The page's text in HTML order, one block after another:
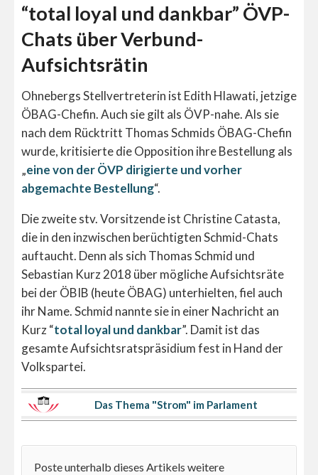
“total loyal und dankbar” ÖVP-
Chats über Verbund-
Aufsichtsrätin
Ohnebergs Stellvertreterin ist Edith Hlawati, jetzige
ÖBAG-Chefin. Auch sie gilt als ÖVP-nahe. Als sie
nach dem Rücktritt Thomas Schmids ÖBAG-Chefin
wurde, kritisierte die Opposition ihre Bestellung als
„eine von der ÖVP dirigierte und vorher
abgemachte Bestellung“.
Die zweite stv. Vorsitzende ist Christine Catasta,
die in den inzwischen berüchtigten Schmid-Chats
auftaucht. Denn als sich Thomas Schmid und
Sebastian Kurz 2018 über mögliche Aufsichtsräte
bei der ÖBIB (heute ÖBAG) unterhielten, fiel auch
ihr Name. Schmid nannte sie in einer Nachricht an
Kurz “total loyal und dankbar”. Damit ist das
gesamte Aufsichtsratspräsidium fest in Hand der
Volkspartei.
Das Thema "Strom" im Parlament
Poste unterhalb dieses Artikels weitere